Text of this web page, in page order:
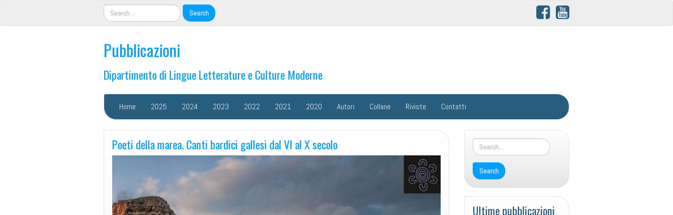
Pubblicazioni
Dipartimento di Lingue Letterature e Culture Moderne
Home 2025 2024 2023 2022 2021 2020 Autori Collane Riviste Contatti
Poeti della marea. Canti bardici gallesi dal VI al X secolo
Ultime pubblicazioni